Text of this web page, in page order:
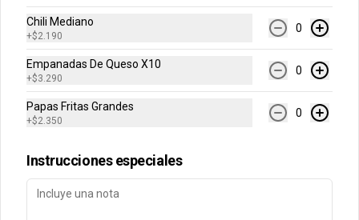
Términos y condiciones
Política de privacidad
Redes sociales
Instagram
Mi cuenta
Chili Mediano
+$2.190
0
Empanadas De Queso X10
+$3.290
0
Papas Fritas Grandes
+$2.350
0
Instrucciones especiales